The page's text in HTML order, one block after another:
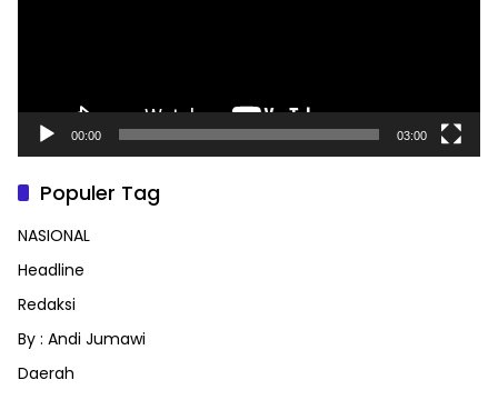
00:00 03:00
Populer Tag
NASIONAL
Headline
Redaksi
By : Andi Jumawi
Daerah